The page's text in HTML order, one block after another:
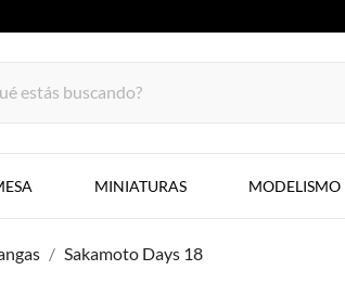
MINIATURAS MODELISMO
Sakamoto Days 18